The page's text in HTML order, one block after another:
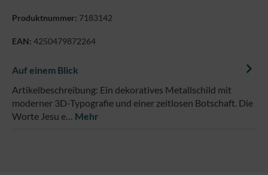
Produktnummer: 7183142
EAN: 4250479872264
Auf einem Blick
Artikelbeschreibung: Ein dekoratives Metallschild mit
moderner 3D-Typografie und einer zeitlosen Botschaft. Die
Worte Jesu e… Mehr